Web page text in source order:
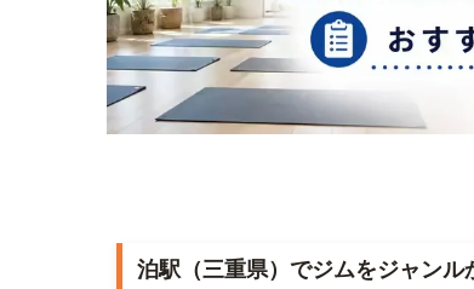
泊駅（三重県）でジムをジャンル